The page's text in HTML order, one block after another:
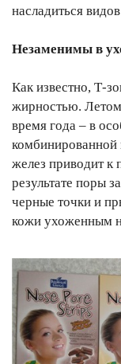
насладиться
Незаменимы в
Как известно, Т-
жирностью. Летом
время года – в
комбинированной
желез приводит
результате поры
черные точки и
кожи ухоженным